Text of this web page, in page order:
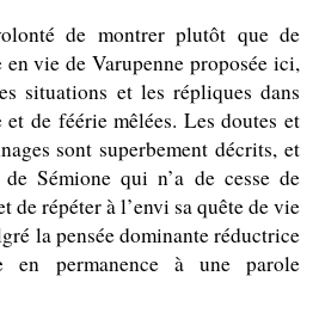
de montrer plutôt que de
vie de Varupenne proposée ici,
situations et les répliques dans
et de féérie mêlées. Les doutes et
sont superbement décrits, et
Sémione qui n’a de cesse de
de répéter à l’envi sa quête de vie
la pensée dominante réductrice
en permanence à une parole